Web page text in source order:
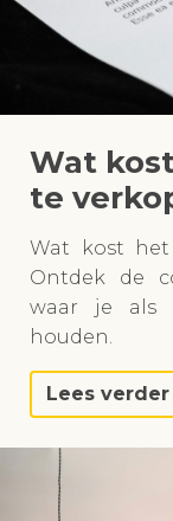
Wat
te
Wat kost
Ontdek de
waar je als
houden.
Lees verder